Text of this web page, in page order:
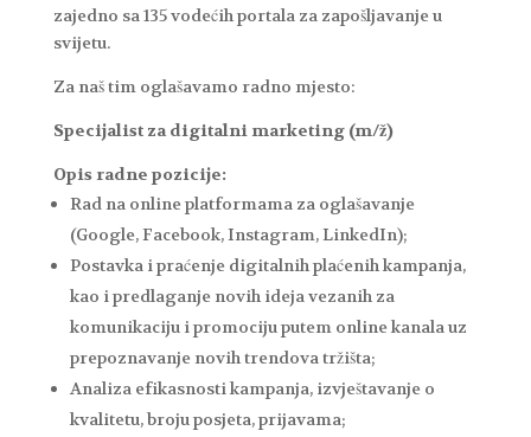
zajedno sa 135 vodećih portala za zapošljavanje u
svijetu.
Za naš tim oglašavamo radno mjesto:
Specijalist za digitalni marketing (m/ž)
Opis radne pozicije:
Rad na online platformama za oglašavanje
(Google, Facebook, Instagram, LinkedIn);
Postavka i praćenje digitalnih plaćenih kampanja,
kao i predlaganje novih ideja vezanih za
komunikaciju i promociju putem online kanala uz
prepoznavanje novih trendova tržišta;
Analiza efikasnosti kampanja, izvještavanje o
kvalitetu, broju posjeta, prijavama;